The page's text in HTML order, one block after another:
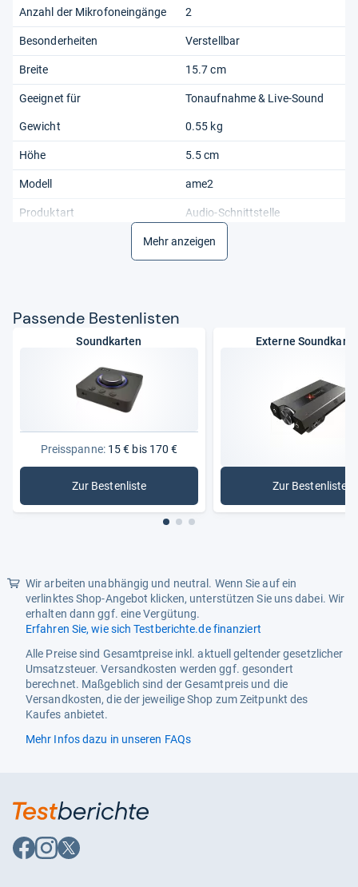
Anzahl der Mikrofoneingänge 2
Besonderheiten Verstellbar
Breite 15.7 cm
Geeignet für Tonaufnahme & Live-Sound
Gewicht 0.55 kg
Höhe 5.5 cm
Modell ame2
Produktart Audio-Schnittstelle
24.5 cm
Mehr anzeigen
Pas­sende Bes­ten­lis­ten
Soundkarten
Preisspanne:15 € bis 170 €
Zur Bestenliste
: Soundkarten
Externe
Zur Bestenliste
: Externe
Wir arbeiten unabhängig und neutral. Wenn Sie auf ein
verlinktes Shop-Angebot klicken, unterstützen Sie uns dabei. Wir
erhalten dann ggf. eine Vergütung.
Erfahren Sie, wie sich Testberichte.de finanziert
Alle Preise sind Gesamtpreise inkl. aktuell geltender gesetzlicher
Umsatzsteuer. Versandkosten werden ggf. gesondert
berechnet. Maßgeblich sind der Gesamtpreis und die
Versandkosten, die der jeweilige Shop zum Zeitpunkt des
Kaufes anbietet.
Mehr Infos dazu in unseren FAQs
Auf
Facebook
Auf
Instagram
Auf
X